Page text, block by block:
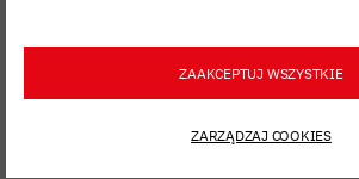
ZAAKCEPTUJ WSZYSTKIE
ZARZĄDZAJ COOKIES